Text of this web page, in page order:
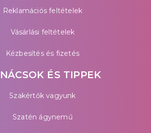
Reklamációs feltételek
Vásárlási feltételek
Kézbesítés és fizetés
ÉS TIPPEK
Szakértők vagyunk
Szatén ágynemű